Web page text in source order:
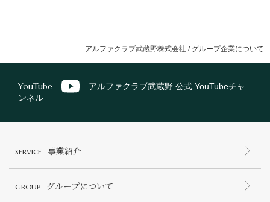
アルファクラブ武蔵野株式会社 / グループ企業について
YouTube
アルファクラブ武蔵野 公式 YouTubeチャ
ンネル
SERVICE 事業紹介
GROUP グループについて